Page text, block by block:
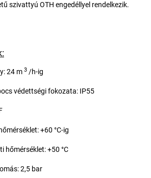
szivattyú OTH engedéllyel rendelkezik.
24 m 3 /h-ig
védettségi fokozata: IP55
+60 °C-ig
hőmérséklet: +50 °C
2,5 bar